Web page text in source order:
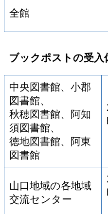
全館
ブックポストの受入
中央図書館、小郡
図書館、
秋穂図書館、阿知
須図書館、
徳地図書館、阿東
図書館
山口地域の各地域
交流センター